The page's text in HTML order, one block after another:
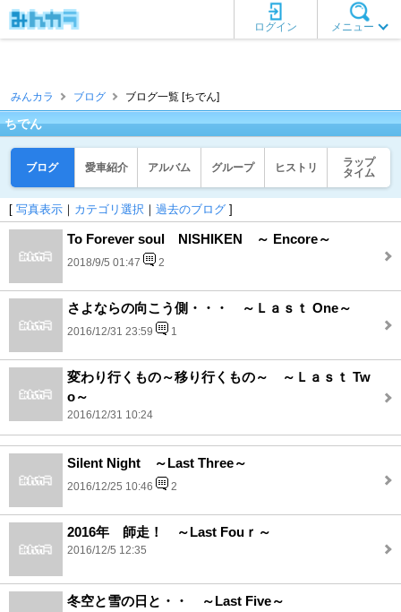
メニュー
ログイン
みんカラ ブログ ブログ一覧 [ちでん]
ちでん
ブログ 愛車紹介 アルバム グループ ヒストリ
ラップ
タイム
[ 写真表示 ｜ カテゴリ選択 ｜ 過去のブログ ]
To Forever soul NISHIKEN ～ Encore～
2018/9/5 01:47 2
さよならの向こう側・・・ ～Ｌａｓｔ One～
2016/12/31 23:59 1
変わり行くもの～移り行くもの～ ～Ｌａｓｔ Tw
o～
2016/12/31 10:24
Silent Night ～Last Three～
2016/12/25 10:46 2
2016年 師走！ ～Last Fouｒ～
2016/12/5 12:35
冬空と雪の日と・・ ～Last Five～